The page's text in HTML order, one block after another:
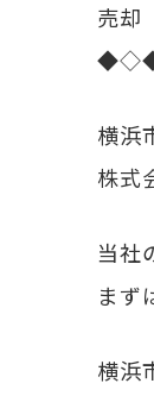
売却
横浜
株式
当社
まず
横浜